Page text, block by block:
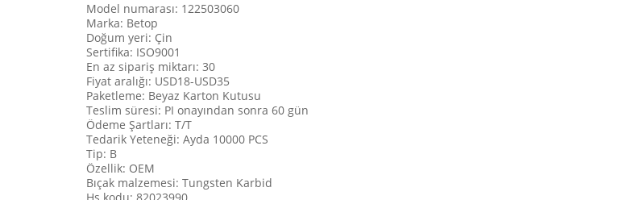
Model numarası: 122503060
Marka: Betop
Doğum yeri: Çin
Sertifika: ISO9001
En az sipariş miktarı: 30
Fiyat aralığı: USD18-USD35
Paketleme: Beyaz Karton Kutusu
Teslim süresi: PI onayından sonra 60 gün
Ödeme Şartları: T/T
Tedarik Yeteneği: Ayda 10000 PCS
Tip: B
Özellik: OEM
Bıçak malzemesi: Tungsten Karbid